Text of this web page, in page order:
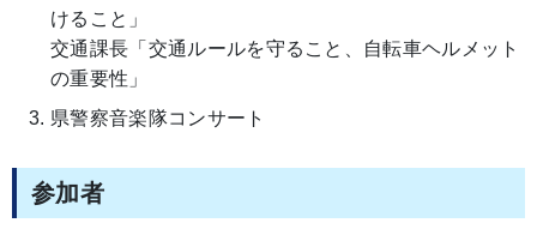
けること」
交通課長「交通ルールを守ること、自転車ヘルメット
の重要性」
県警察音楽隊コンサート
参加者